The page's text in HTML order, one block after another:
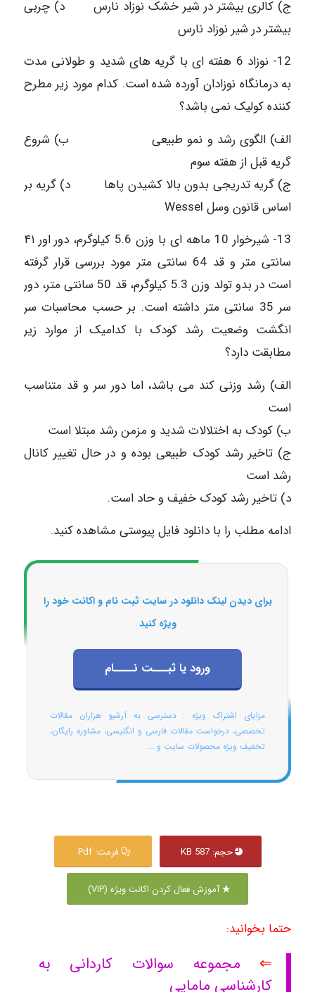
ج) کالری بیشتر در شیر خشک نوزاد نارس د) چربی
بیشتر در شیر نوزاد نارس
12- نوزاد 6 هفته ای با گریه های شدید و طولانی مدت
به درمانگاه نوزادان آورده شده است. کدام مورد زیر مطرح
کننده کولیک نمی باشد؟
الف) الگوی رشد و نمو طبیعی ب) شروع
گریه قبل از هفته سوم
ج) گریه تدریجی بدون بالا کشیدن پاها د) گریه بر
اساس قانون وسل Wessel
13- شیرخوار 10 ماهه ای با وزن 5.6 كيلوگرم، دور اور ۴۱
سانتی متر و قد 64 سانتی متر مورد بررسی قرار گرفته
است در بدو تولد وزن 5.3 کیلوگرم، قد 50 سانتی متر، دور
سر 35 سانتی متر داشته است. بر حسب محاسبات سر
انگشت وضعیت رشد کودک با کدامیک از موارد زير
مطابقت دارد؟
الف) رشد وزنی کند می باشد، اما دور سر و قد متناسب
است
ب) کودک به اختلالات شدید و مزمن رشد مبتلا است
ج) تاخیر رشد کودک طبیعی بوده و در حال تغییر کانال
رشد است
د) تاخیر رشد کودک خفیف و حاد است.
ادامه مطلب را با دانلود فایل پیوستی مشاهده کنید.
برای دیدن لینک دانلود در سایت ثبت نام و اکانت خود را
ویژه کنید
ورود یا ثبـــت نــــام
مزایای اشتراک ویژه : دسترسی به آرشیو هزاران مقالات
تخصصی، درخواست مقالات فارسی و انگلیسی، مشاوره رایگان،
تخفیف ویژه محصولات سایت و ...
حجم: 587 KB فرمت: Pdf
آموزش فعال کردن اکانت ویژه (VIP)
حتما بخوانید:
⇐ مجموعه سوالات کاردانی به
کارشناسی مامایی